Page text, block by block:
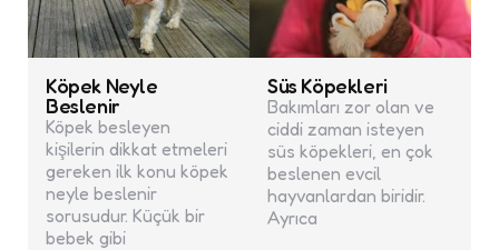
Köpek Neyle
Beslenir
Köpek besleyen
kişilerin dikkat etmeleri
gereken ilk konu köpek
neyle beslenir
sorusudur. Küçük bir
bebek gibi
Süs Köpekleri
Bakımları zor olan ve
ciddi zaman isteyen
süs köpekleri, en çok
beslenen evcil
hayvanlardan biridir.
Ayrıca